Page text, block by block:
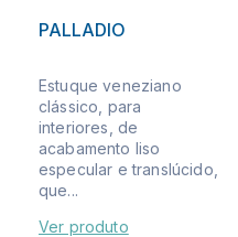
PALLADIO
Estuque veneziano
clássico, para
interiores, de
acabamento liso
especular e translúcido,
que...
Ver produto